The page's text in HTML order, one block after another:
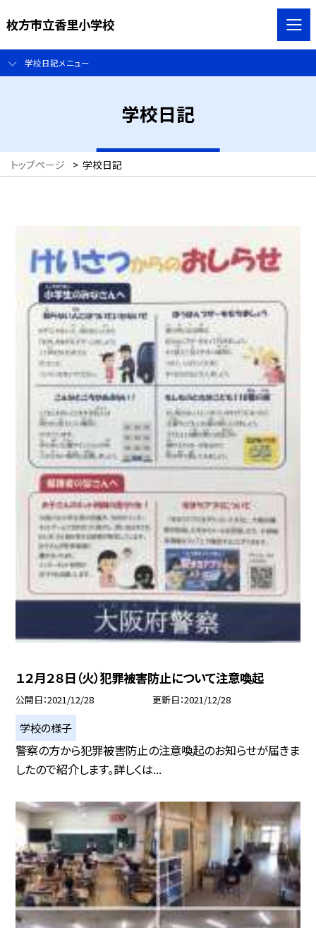
枚方市立香里小学校
学校日記メニュー
学校日記
トップページ > 学校日記
１２月２８日（火）犯罪被害防止について注意喚起
公開日 2021/12/28 更新日 2021/12/28
学校の様子
警察の方から犯罪被害防止の注意喚起のお知らせが届きま
したので紹介します。詳しくは...